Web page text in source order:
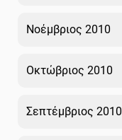
Νοέμβριος 2010
Οκτώβριος 2010
Σεπτέμβριος 2010